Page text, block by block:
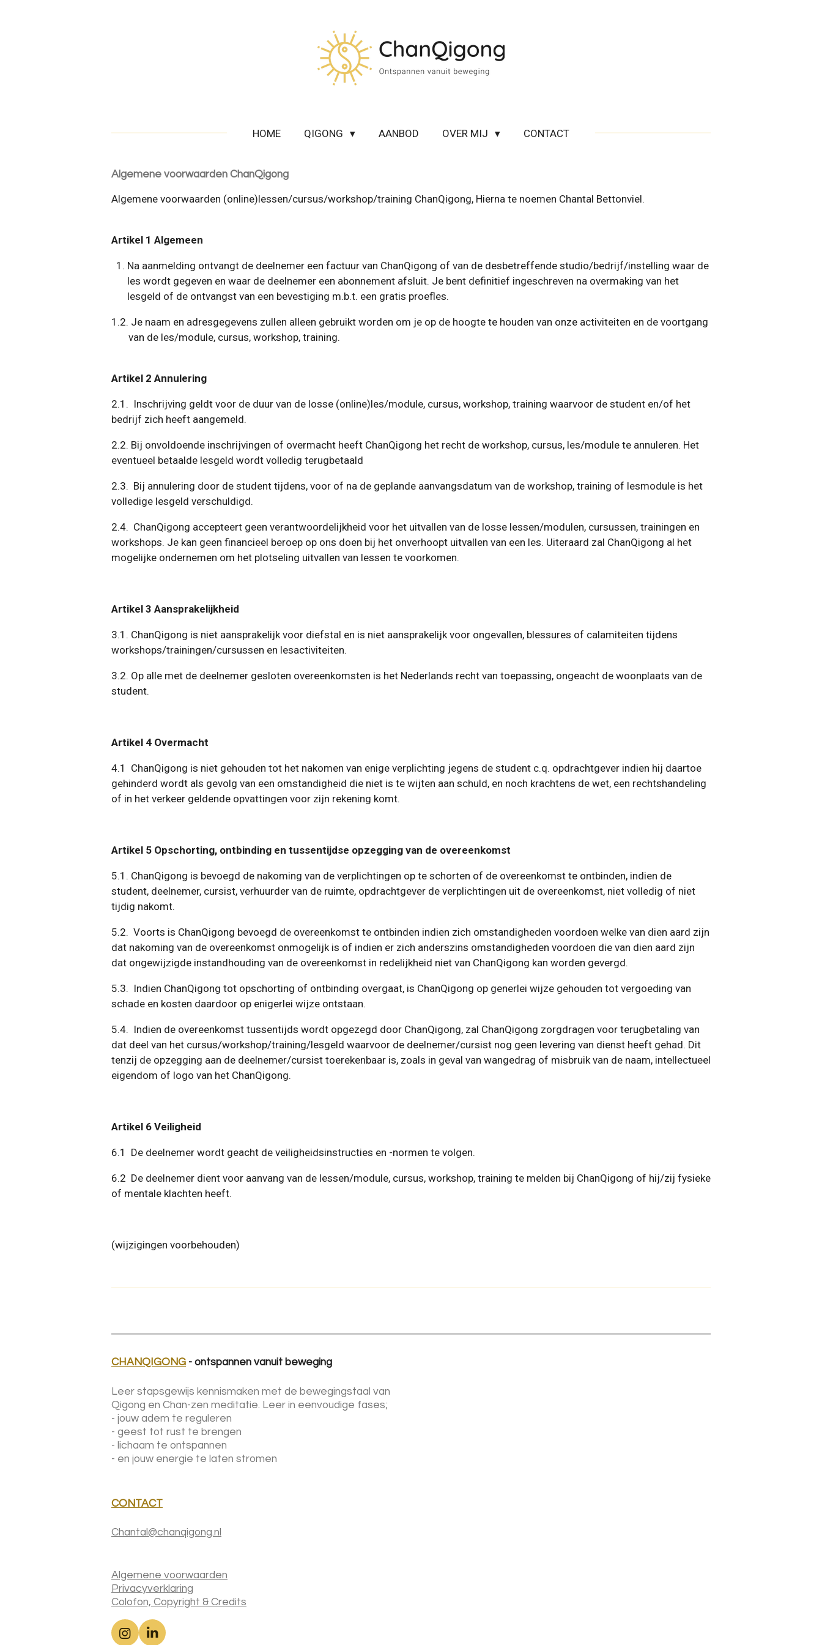
HOME QIGONG AANBOD OVER MIJ CONTACT
Algemene voorwaarden ChanQigong
Algemene voorwaarden (online)lessen/cursus/workshop/training ChanQigong, Hierna te noemen Chantal Bettonviel.
Artikel 1 Algemeen
Na aanmelding ontvangt de deelnemer een factuur van ChanQigong of van de desbetreffende studio/bedrijf/instelling waar de
les wordt gegeven en waar de deelnemer een abonnement afsluit. Je bent definitief ingeschreven na overmaking van het
lesgeld of de ontvangst van een bevestiging m.b.t. een gratis proefles.
1.2. Je naam en adresgegevens zullen alleen gebruikt worden om je op de hoogte te houden van onze activiteiten en de voortgang
van de les/module, cursus, workshop, training.
Artikel 2 Annulering
2.1. Inschrijving geldt voor de duur van de losse (online)les/module, cursus, workshop, training waarvoor de student en/of het
bedrijf zich heeft aangemeld.
2.2. Bij onvoldoende inschrijvingen of overmacht heeft ChanQigong het recht de workshop, cursus, les/module te annuleren. Het
eventueel betaalde lesgeld wordt volledig terugbetaald
2.3. Bij annulering door de student tijdens, voor of na de geplande aanvangsdatum van de workshop, training of lesmodule is het
volledige lesgeld verschuldigd.
2.4. ChanQigong accepteert geen verantwoordelijkheid voor het uitvallen van de losse lessen/modulen, cursussen, trainingen en
workshops. Je kan geen financieel beroep op ons doen bij het onverhoopt uitvallen van een les. Uiteraard zal ChanQigong al het
mogelijke ondernemen om het plotseling uitvallen van lessen te voorkomen.
Artikel 3 Aansprakelijkheid
3.1. ChanQigong is niet aansprakelijk voor diefstal en is niet aansprakelijk voor ongevallen, blessures of calamiteiten tijdens
workshops/trainingen/cursussen en lesactiviteiten.
3.2. Op alle met de deelnemer gesloten overeenkomsten is het Nederlands recht van toepassing, ongeacht de woonplaats van de
student.
Artikel 4 Overmacht
4.1 ChanQigong is niet gehouden tot het nakomen van enige verplichting jegens de student c.q. opdrachtgever indien hij daartoe
gehinderd wordt als gevolg van een omstandigheid die niet is te wijten aan schuld, en noch krachtens de wet, een rechtshandeling
of in het verkeer geldende opvattingen voor zijn rekening komt.
Artikel 5 Opschorting, ontbinding en tussentijdse opzegging van de overeenkomst
5.1. ChanQigong is bevoegd de nakoming van de verplichtingen op te schorten of de overeenkomst te ontbinden, indien de
student, deelnemer, cursist, verhuurder van de ruimte, opdrachtgever de verplichtingen uit de overeenkomst, niet volledig of niet
tijdig nakomt.
5.2. Voorts is ChanQigong bevoegd de overeenkomst te ontbinden indien zich omstandigheden voordoen welke van dien aard zijn
dat nakoming van de overeenkomst onmogelijk is of indien er zich anderszins omstandigheden voordoen die van dien aard zijn
dat ongewijzigde instandhouding van de overeenkomst in redelijkheid niet van ChanQigong kan worden gevergd.
5.3. Indien ChanQigong tot opschorting of ontbinding overgaat, is ChanQigong op generlei wijze gehouden tot vergoeding van
schade en kosten daardoor op enigerlei wijze ontstaan.
5.4. Indien de overeenkomst tussentijds wordt opgezegd door ChanQigong, zal ChanQigong zorgdragen voor terugbetaling van
dat deel van het cursus/workshop/training/lesgeld waarvoor de deelnemer/cursist nog geen levering van dienst heeft gehad. Dit
tenzij de opzegging aan de deelnemer/cursist toerekenbaar is, zoals in geval van wangedrag of misbruik van de naam, intellectueel
eigendom of logo van het ChanQigong.
Artikel 6 Veiligheid
6.1 De deelnemer wordt geacht de veiligheidsinstructies en -normen te volgen.
6.2 De deelnemer dient voor aanvang van de lessen/module, cursus, workshop, training te melden bij ChanQigong of hij/zij fysieke
of mentale klachten heeft.
(wijzigingen voorbehouden)
CHANQIGONG - ontspannen vanuit beweging
Leer stapsgewijs kennismaken met de bewegingstaal van
Qigong en Chan-zen meditatie. Leer in eenvoudige fases;
- jouw adem te reguleren
- geest tot rust te brengen
- lichaam te ontspannen
- en jouw energie te laten stromen
CONTACT
Chantal@chanqigong.nl
Algemene voorwaarden
Privacyverklaring
Colofon, Copyright & Credits
I
L